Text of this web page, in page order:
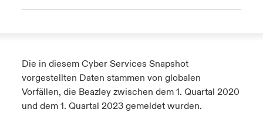
Die in diesem Cyber Services Snapshot
vorgestellten Daten stammen von globalen
Vorfällen, die Beazley zwischen dem 1. Quartal 2020
und dem 1. Quartal 2023 gemeldet wurden.